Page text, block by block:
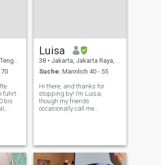
führt.
bis
Luisa
38 • Jakarta, Jakarta Raya, Indonesien
Suche: Männlich 40 - 55
Hi there, and thanks for
stopping by! I’m Luisa,
though my friends
occasionally call me
formative years living and
studying in Japan, w